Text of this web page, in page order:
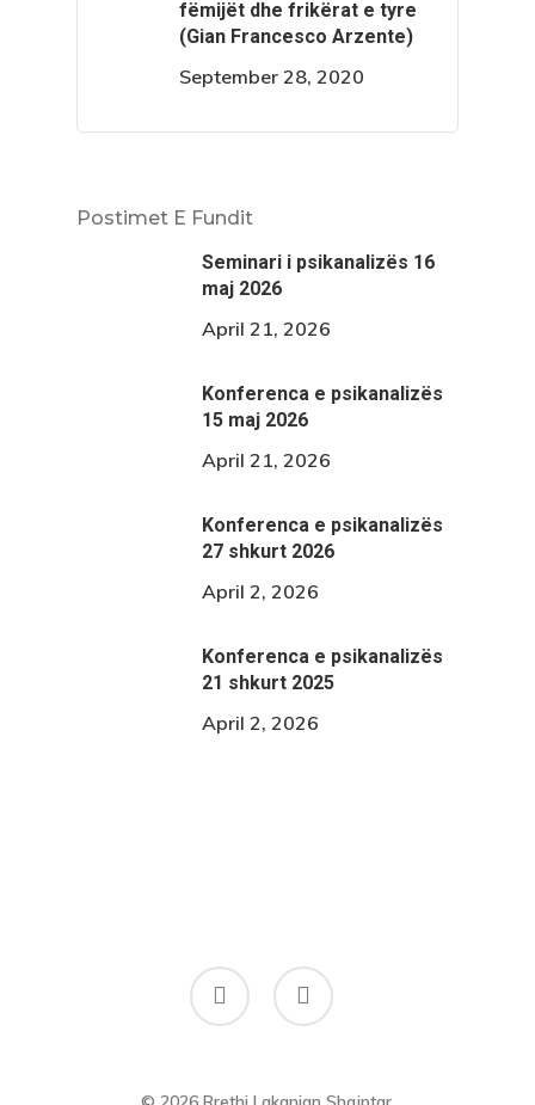
fëmijët dhe frikërat e tyre
(Gian Francesco Arzente)
September 28, 2020
Postimet E Fundit
Seminari i psikanalizës 16
maj 2026
April 21, 2026
Konferenca e psikanalizës
15 maj 2026
April 21, 2026
Konferenca e psikanalizës
27 shkurt 2026
April 2, 2026
Konferenca e psikanalizës
21 shkurt 2025
April 2, 2026
phone email